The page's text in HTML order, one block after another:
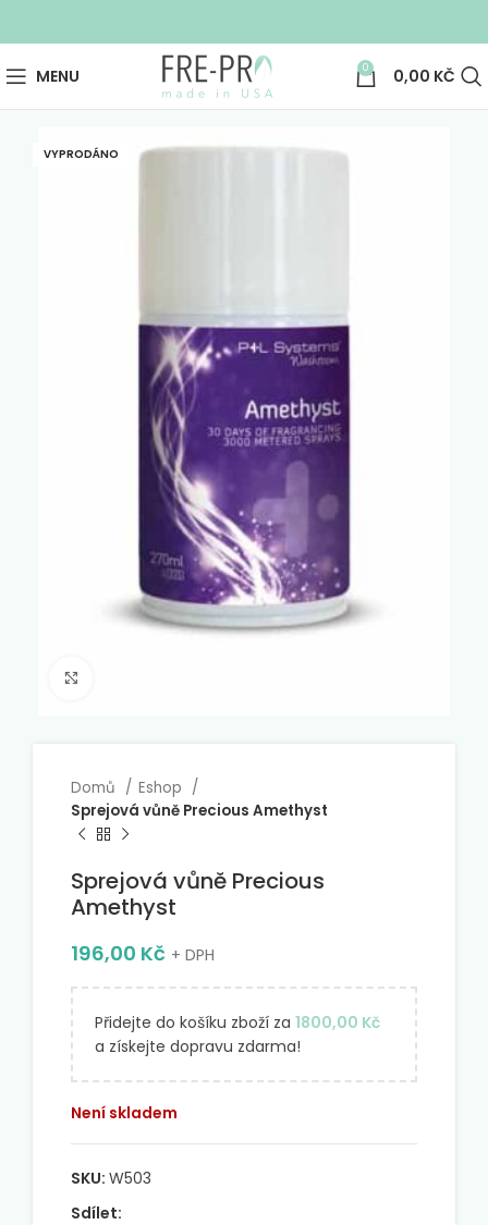
MENU 0 0,00 KČ
VYPRODÁNO
Domů
Eshop
Sprejová vůně Precious Amethyst
Sprejová vůně Precious
Amethyst
196,00 Kč + DPH
Přidejte do košíku zboží za 1800,00 Kč
a získejte dopravu zdarma!
Není skladem
SKU: W503
Sdílet: